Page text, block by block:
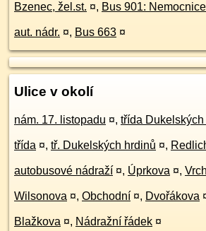
Bzenec, žel.st. ¤, Bus 901: Nemocnice-
aut. nádr. ¤, Bus 663 ¤
Ulice v okolí
nám. 17. listopadu ¤, třída Dukelských
třída ¤, tř. Dukelských hrdinů ¤,
autobusové nádraží ¤, Úprkova ¤,
Wilsonova ¤, Obchodní ¤, Dvořákova
Blažkova ¤, Nádražní řádek ¤